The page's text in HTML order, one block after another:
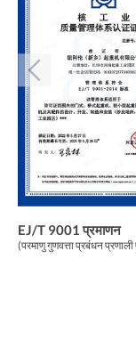
EJ/T 9001 प्रमाणन
(परमाणु गुणवत्ता प्रबंधन